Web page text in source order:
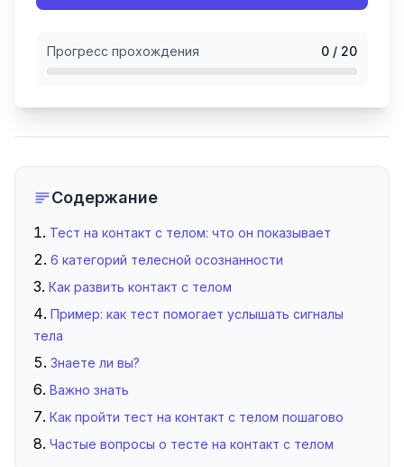
Прогресс прохождения 0 / 20
Содержание
Тест на контакт с телом: что он показывает
6 категорий телесной осознанности
Как развить контакт с телом
Пример: как тест помогает услышать сигналы
тела
Знаете ли вы?
Важно знать
Как пройти тест на контакт с телом пошагово
Частые вопросы о тесте на контакт с телом